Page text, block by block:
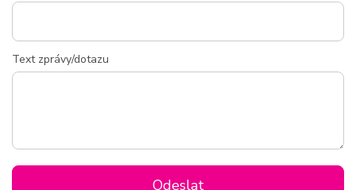
Text zprávy/dotazu